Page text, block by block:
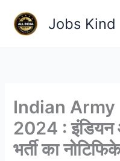
content
Jobs Kind
Indian
2024 : इंडियन
भर्ती का